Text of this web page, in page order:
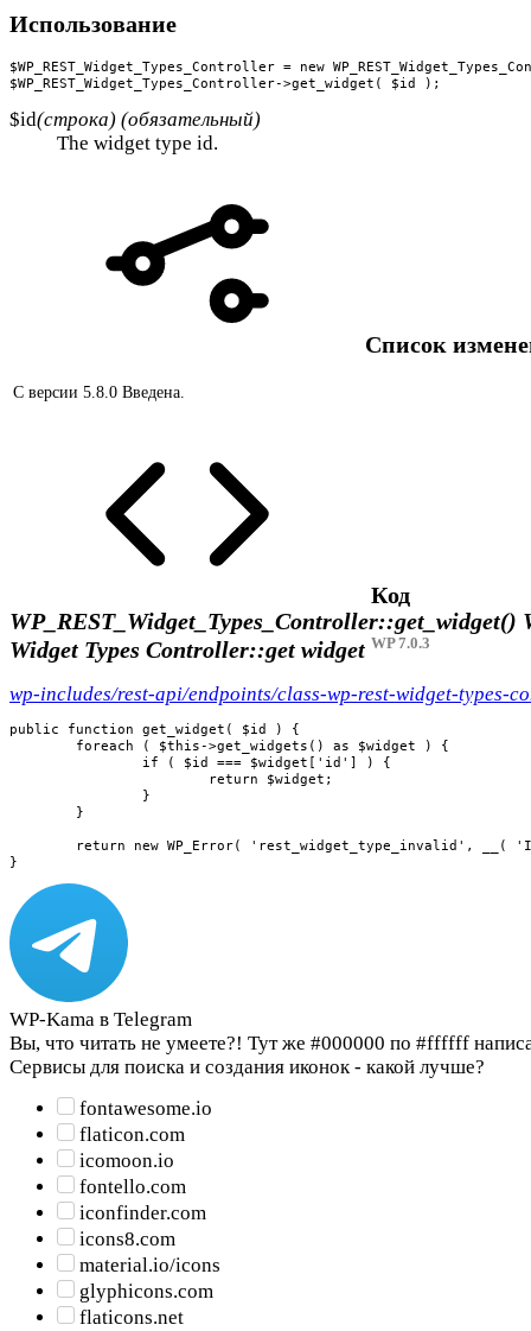
Использование
$WP_REST_Widget_Types_Controller = new
$WP_REST_Widget_Types_Controller->get_widget( $id );
$id(строка) (обязательный)
The widget type id.
Список
С версии 5.8.0 Введена.
Код
WP_REST_Widget_Types_Controller::get_widget()
Widget Types Controller::get widget WP 7.0.3
wp-includes/rest-api/endpoints/class-wp-rest-widget-types-
public function get_widget( $id ) {
}
WP-Kama в Telegram
Вы, что читать не умеете?! Тут же #000000 по #ffffff
Сервисы для поиска и создания иконок - какой лучше?
fontawesome.io
flaticon.com
icomoon.io
fontello.com
iconfinder.com
icons8.com
material.io/icons
glyphicons.com
flaticons.net